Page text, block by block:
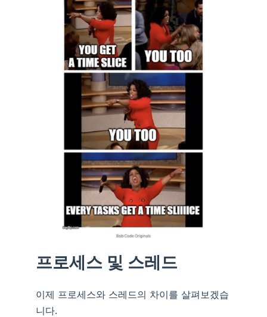
프로세스 및 스레드
이제 프로세스와 스레드의 차이를 살펴보겠습
니다.